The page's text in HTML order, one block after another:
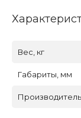
Вес, кг
Габариты, мм
Производитель